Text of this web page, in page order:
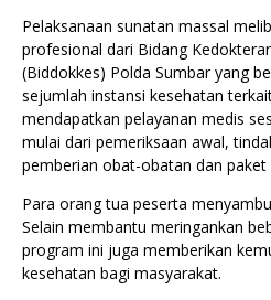
Pelaksanaan sunatan massal
profesional dari Bidang
(Biddokkes) Polda Sumbar yang
sejumlah instansi kesehatan
mendapatkan pelayanan medis
mulai dari pemeriksaan awal,
pemberian obat-obatan dan paket
Para orang tua peserta
Selain membantu meringankan
program ini juga memberikan
kesehatan bagi masyarakat.